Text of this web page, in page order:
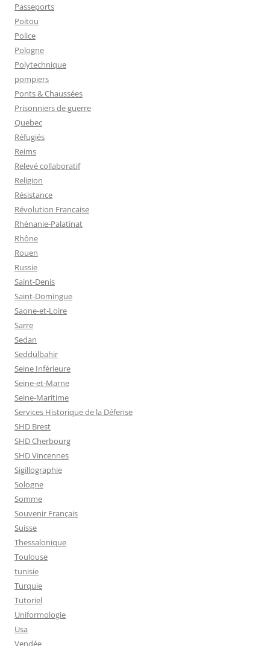
Passeports
Poitou
Police
Pologne
Polytechnique
pompiers
Ponts & Chaussées
Prisonniers de guerre
Quebec
Réfugiés
Reims
Relevé collaboratif
Religion
Résistance
Révolution Française
Rhénanie-Palatinat
Rhône
Rouen
Russie
Saint-Denis
Saint-Domingue
Saone-et-Loire
Sarre
Sedan
Seddülbahir
Seine Inférieure
Seine-et-Marne
Seine-Maritime
Services Historique de la Défense
SHD Brest
SHD Cherbourg
SHD Vincennes
Sigillographie
Sologne
Somme
Souvenir Français
Suisse
Thessalonique
Toulouse
tunisie
Turquie
Tutoriel
Uniformologie
Usa
Vendée